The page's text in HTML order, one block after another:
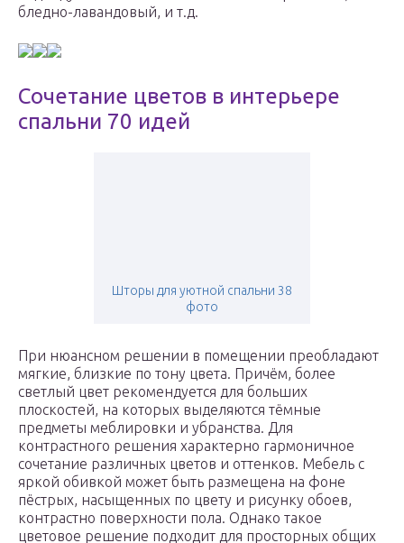
бледно-лавандовый, и т.д.
Сочетание цветов в интерьере
спальни 70 идей
Шторы для уютной спальни 38
фото
При нюансном решении в помещении преобладают
мягкие, близкие по тону цвета. Причём, более
светлый цвет рекомендуется для больших
плоскостей, на которых выделяются тёмные
предметы меблировки и убранства. Для
контрастного решения характерно гармоничное
сочетание различных цветов и оттенков. Мебель с
яркой обивкой может быть размещена на фоне
пёстрых, насыщенных по цвету и рисунку обоев,
контрастно поверхности пола. Однако такое
цветовое решение подходит для просторных общих